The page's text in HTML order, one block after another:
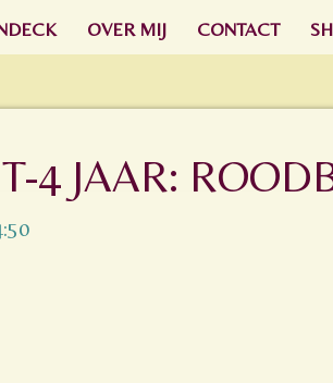
OVER MIJ CONTACT
4 JAAR: